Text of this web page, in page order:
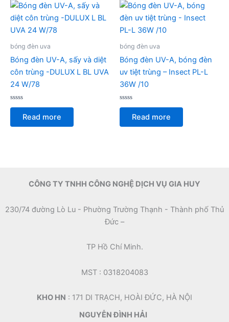
bóng đèn uva
Bóng đèn UV-A, sấy và diệt
côn trùng -DULUX L BL UVA
24 W/78
Rated
of
Read more
bóng đèn uva
Bóng đèn UV-A, bóng đèn
uv tiệt trùng – Insect PL-L
36W /10
Rated
of
Read more
CÔNG TY TNHH CÔNG NGHỆ DỊCH VỤ GIA HUY
230/74 đường Lò Lu - Phường Trường Thạnh - Thành phố Thủ
Đức –
TP Hồ Chí Minh.
MST : 0318204083
KHO HN : 171 DI TRẠCH, HOÀI ĐỨC, HÀ NỘI
NGUYỄN ĐÌNH HẢI